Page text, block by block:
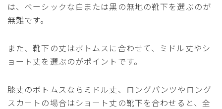
は、ベーシックな白または黒の無地の靴下を選ぶのが
無難です。
また、靴下の丈はボトムスに合わせて、ミドル丈やシ
ョート丈を選ぶのがポイントです。
膝丈のボトムスならミドル丈、ロングパンツやロング
スカートの場合はショート丈の靴下を合わせると、全